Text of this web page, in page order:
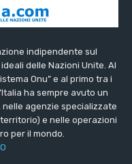
indipendente sul
delle Nazioni Unite. Al
Onu” e al primo tra i
ha sempre avuto un
agenzie specializzate
e nelle operazioni
per il mondo.